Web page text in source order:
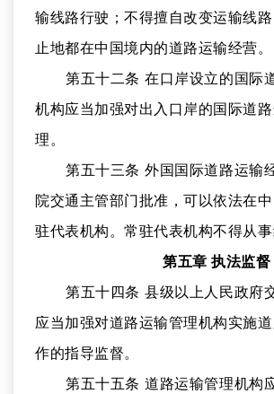
输线路行驶；不得擅自改变运输线
止地都在中国境内的道路运输经营。
第五十二条 在口岸设立的国际
机构应当加强对出入口岸的国际道
理。
第五十三条 外国国际道路运输
院交通主管部门批准，可以依法在
驻代表机构。常驻代表机构不得从事
第五章 执法监督
第五十四条 县级以上人民政府
应当加强对道路运输管理机构实施
作的指导监督。
第五十五条 道路运输管理机构